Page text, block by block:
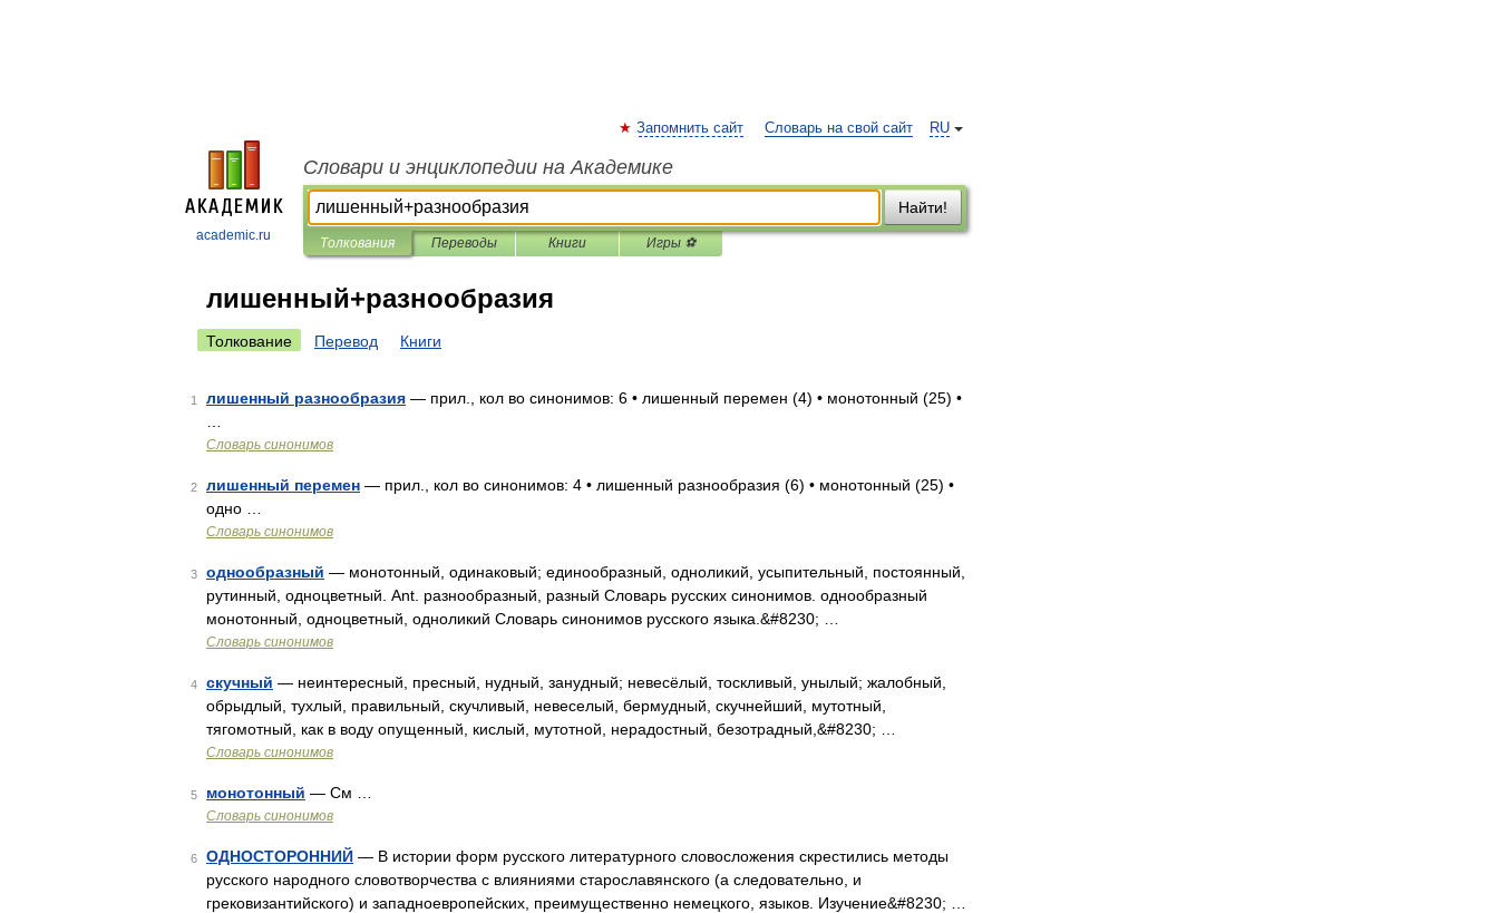
academic.ru
RU
Запомнить сайт Словарь на свой сайт
Словари и энциклопедии на Академике
Найти!
Толкования Переводы Книги Игры ⚽
лишенный+разнообразия
Толкование Перевод Книги
1 лишенный разнообразия — прил., кол во синонимов: 6 • лишенный перемен (4) • монотонный (25) •
Словарь синонимов
2 лишенный перемен — прил., кол во синонимов: 4 • лишенный разнообразия (6) • монотонный (25) •
одно …
Словарь синонимов
3 однообразный — монотонный, одинаковый; единообразный, одноликий, усыпительный, постоянный,
рутинный, одноцветный. Ant. разнообразный, разный Словарь русских синонимов. однообразный
монотонный, одноцветный, одноликий Словарь синонимов русского языка.&#8230; …
Словарь синонимов
4 скучный — неинтересный, пресный, нудный, занудный; невесёлый, тоскливый, унылый; жалобный,
обрыдлый, тухлый, правильный, скучливый, невеселый, бермудный, скучнейший, мутотный,
тягомотный, как в воду опущенный, кислый, мутотной, нерадостный, безотрадный,&#8230; …
Словарь синонимов
5 монотонный — См …
Словарь синонимов
6 ОДНОСТОРОННИЙ — В истории форм русского литературного словосложения скрестились методы
русского народного словотворчества с влияниями старославянского (а следовательно, и
грековизантийского) и западноевропейских, преимущественно немецкого, языков. Изучение&#8230; …